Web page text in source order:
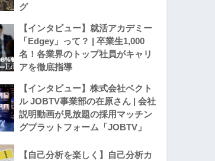
グ
【インタビュー】就活アカデミー
「Edgey」って？ | 卒業生1,000
名！各業界のトップ社員がキャリ
アを徹底指導
【インタビュー】株式会社ベクト
ル JOBTV事業部の在原さん | 会社
説明動画が見放題の採用マッチン
グプラットフォーム「JOBTV」
【自己分析を楽しく】自己分析カ